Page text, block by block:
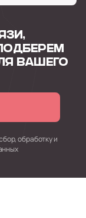
ВАШЕГО
обработку и